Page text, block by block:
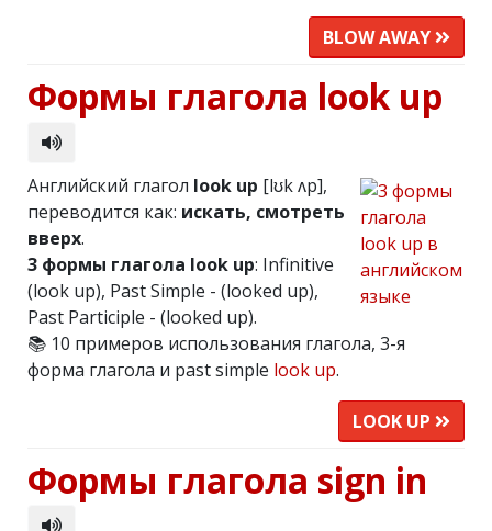
BLOW AWAY
Формы глагола look up
Английский глагол look up [lʊk ʌp],
переводится как: искать, смотреть
вверх.
3 формы глагола look up: Infinitive
(look up), Past Simple - (looked up),
Past Participle - (looked up).
📚 10 примеров использования глагола, 3-я
форма глагола и past simple look up.
LOOK UP
Формы глагола sign in